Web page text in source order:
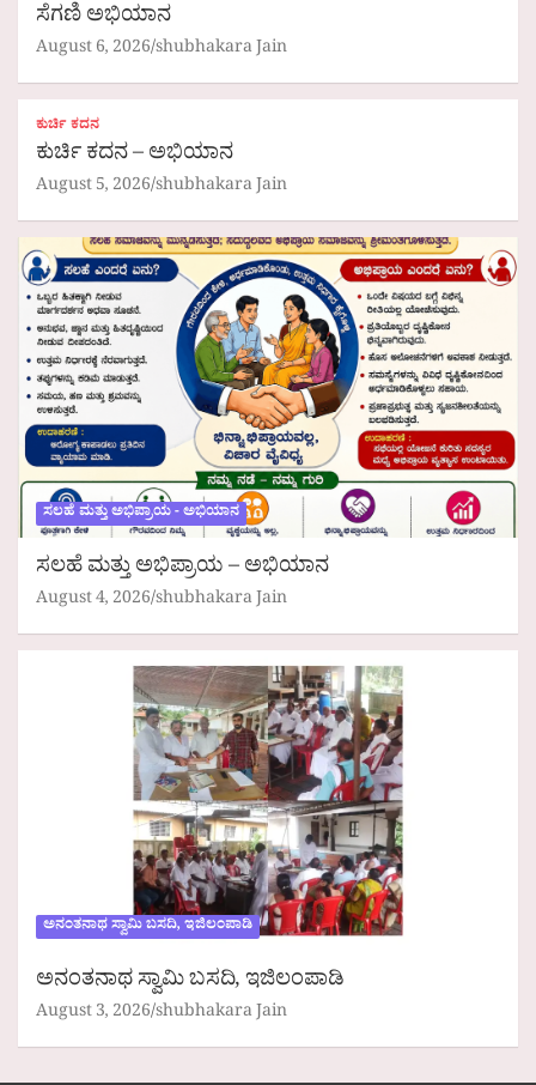
ಸೆಗಣಿ ಅಭಿಯಾನ
August 6, 2026 shubhakara Jain
ಕುರ್ಚಿ ಕದನ
ಕುರ್ಚಿ ಕದನ – ಅಭಿಯಾನ
August 5, 2026 shubhakara Jain
ಸಲಹೆ ಮತ್ತು ಅಭಿಪ್ರಾಯ - ಅಭಿಯಾನ
ಸಲಹೆ ಮತ್ತು ಅಭಿಪ್ರಾಯ – ಅಭಿಯಾನ
August 4, 2026 shubhakara Jain
ಅನಂತನಾಥ ಸ್ವಾಮಿ ಬಸದಿ, ಇಜಿಲಂಪಾಡಿ
ಅನಂತನಾಥ ಸ್ವಾಮಿ ಬಸದಿ, ಇಜಿಲಂಪಾಡಿ
August 3, 2026 shubhakara Jain